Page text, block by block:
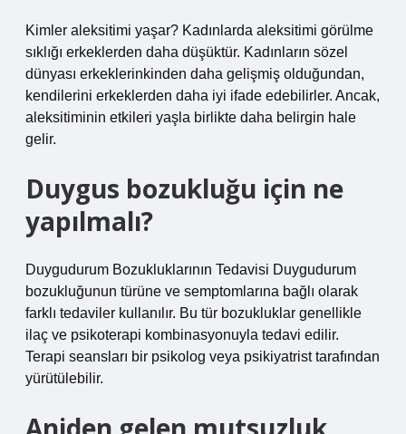
Kimler aleksitimi yaşar? Kadınlarda aleksitimi görülme
sıklığı erkeklerden daha düşüktür. Kadınların sözel
dünyası erkeklerinkinden daha gelişmiş olduğundan,
kendilerini erkeklerden daha iyi ifade edebilirler. Ancak,
aleksitiminin etkileri yaşla birlikte daha belirgin hale
gelir.
Duygus bozukluğu için ne
yapılmalı?
Duygudurum Bozukluklarının Tedavisi Duygudurum
bozukluğunun türüne ve semptomlarına bağlı olarak
farklı tedaviler kullanılır. Bu tür bozukluklar genellikle
ilaç ve psikoterapi kombinasyonuyla tedavi edilir.
Terapi seansları bir psikolog veya psikiyatrist tarafından
yürütülebilir.